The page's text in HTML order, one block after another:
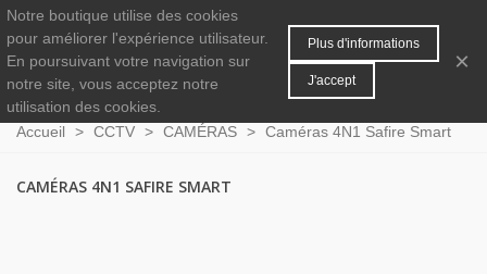
0 MENU
Accueil > CCTV > CAMÉRAS > Caméras 4N1 Safire Smart
CAMÉRAS 4N1 SAFIRE SMART
Notre boutique utilise des cookies
pour améliorer l'expérience utilisateur.
En poursuivant votre navigation sur
notre site, vous acceptez notre
utilisation des cookies.
Plus d'informations
J'accept
×